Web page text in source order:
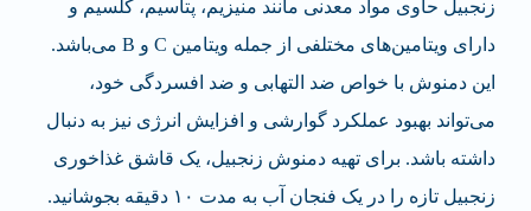
زنجبیل حاوی مواد معدنی مانند منیزیم، پتاسیم، کلسیم و
دارای ویتامین‌های مختلفی از جمله ویتامین C و B می‌باشد.
این دمنوش با خواص ضد التهابی و ضد افسردگی خود،
می‌تواند بهبود عملکرد گوارشی و افزایش انرژی نیز به دنبال
داشته باشد. برای تهیه دمنوش زنجبیل، یک قاشق غذاخوری
زنجبیل تازه را در یک فنجان آب به مدت ۱۰ دقیقه بجوشانید.